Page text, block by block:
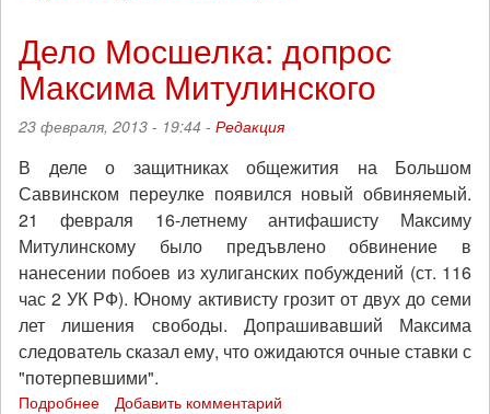
общежитий
потребуют
освободить
своих
защитников
Дело Мосшелка: допрос
Максима Митулинского
23 февраля, 2013 - 19:44 - Редакция
В деле о защитниках общежития на Большом
Саввинском переулке появился новый обвиняемый.
21 февраля 16-летнему антифашисту Максиму
Митулинскому было предъвлено обвинение в
нанесении побоев из хулиганских побуждений (ст. 116
час 2 УК РФ). Юному активисту грозит от двух до семи
лет лишения свободы. Допрашивавший Максима
следователь сказал ему, что ожидаются очные ставки с
"потерпевшими".
Подробнее Добавить комментарий